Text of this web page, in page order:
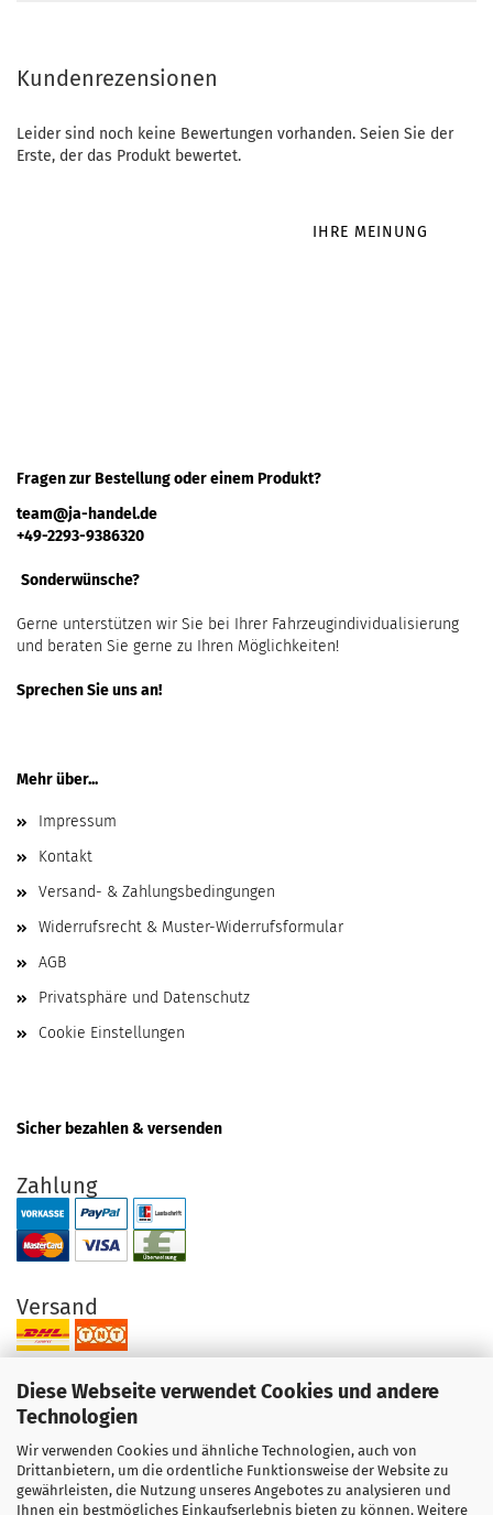
Diese Webseite verwendet Cookies und andere
Technologien
Wir verwenden Cookies und ähnliche Technologien, auch von
Drittanbietern, um die ordentliche Funktionsweise der Website zu
gewährleisten, die Nutzung unseres Angebotes zu analysieren und
Ihnen ein bestmögliches Einkaufserlebnis bieten zu können. Weitere
Kundenrezensionen
Leider sind noch keine Bewertungen vorhanden. Seien Sie der
Erste, der das Produkt bewertet.
IHRE MEINUNG
Fragen zur Bestellung oder einem Produkt?
team@ja-handel.de
+49-2293-9386320
Sonderwünsche?
Gerne unterstützen wir Sie bei Ihrer Fahrzeugindividualisierung
und beraten Sie gerne zu Ihren Möglichkeiten!
Sprechen Sie uns an!
Mehr über...
Impressum
Kontakt
Versand- & Zahlungsbedingungen
Widerrufsrecht & Muster-Widerrufsformular
AGB
Privatsphäre und Datenschutz
Cookie Einstellungen
Sicher bezahlen & versenden
Zahlung
Versand
Ihre Vorteile bei uns
Original Produkte direkt vom Hersteller